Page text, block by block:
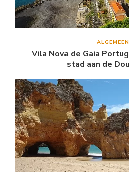
ALGEMEEN
Vila Nova de Gaia
stad aan de